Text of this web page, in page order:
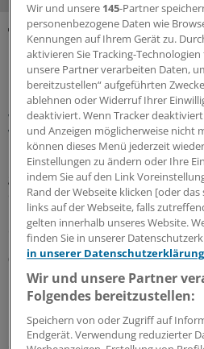
MEHR ZUM THEMA
Präventionsoffensive
Gesundheitsrechtler
wirkt wie eine stille
Wirtschaft“
Die Koalition will die Prävention
gesamtgesellschaftliche
der Gesundheitsrechtler
Interview mit der Ärzte Zeitung.
eine viel größere Dimension
07.08.2026
Hausärzte wünschen sich
Wir und unsere 145-Partner
personenbezogene Daten wie
Kennungen auf Ihrem Gerät zu.
aktivieren Sie Tracking-
unsere Partner verarbeiten Daten,
bereitzustellen“ aufgeführten
ablehnen oder Widerruf Ihrer
deaktiviert. Wenn Tracker
und Anzeigen möglicherweise nicht
können dieses Menü jederzeit
Einstellungen zu ändern oder Ihre
indem Sie auf den Link
Rand der Webseite klicken [oder
links auf der Webseite, falls
gelten innerhalb unseres Website.
finden Sie in unserer
in unserer
Wir und unsere Partner
Folgendes bereitzustellen:
Speichern von oder Zugriff auf
Endgerät. Verwendung reduzierter